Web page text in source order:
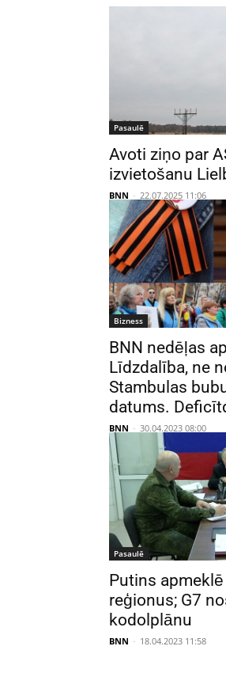
Pasaulē
Avoti ziņo par
izvietošanu
BNN - 22.07.2025 11:06
Bizness
BNN nedēļas
Līdzdalība, ne
Stambulas
datums.
BNN - 30.04.2023 08:00
Pasaulē
Putins
reģionus; G7
kodolplānu
BNN - 18.04.2023 11:58